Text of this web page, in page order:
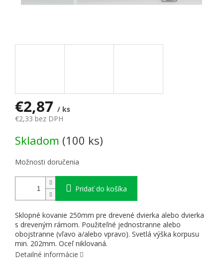
€2,87 / ks
€2,33 bez DPH
Skladom (100 ks)
Možnosti doručenia
Pridať do košíka
Sklopné kovanie 250mm pre drevené dvierka alebo dvierka
s dreveným rámom. Použiteľné jednostranne alebo
obojstranne (vľavo a/alebo vpravo). Svetlá výška korpusu
min. 202mm. Oceľ niklovaná.
Detailné informácie